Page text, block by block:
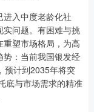
入中度老龄化社
问题。有困难与挑
塑市场格局，为高
势：当前我国银发经
预计到2035年将突
底与市场需求的精准